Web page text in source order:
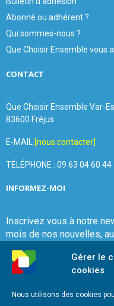
Gérer le
cookies
Nous utilisons des cookies
Abonné ou adhérent ?
Qui sommes-nous ?
Que Choisir Ensemble vous
CONTACT
Que Choisir Ensemble Var-
83600 Fréjus
E-MAIL [nous contacter]
TÉLÉPHONE : 09 63 04 60 44
INFORMEZ-MOI
Inscrivez vous à notre
mois de nos nouvelles,